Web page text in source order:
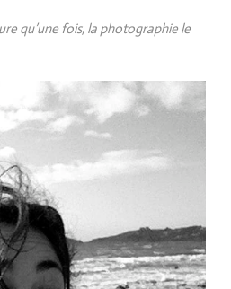
qu’une fois, la photographie le